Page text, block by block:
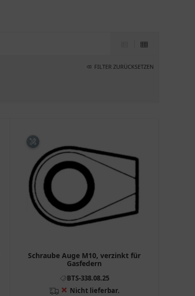
FILTER ZURÜCKSETZEN
Schraube Auge M10, verzinkt für
Gasfedern
BTS-338.08.25
❌ Nicht lieferbar.